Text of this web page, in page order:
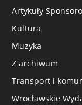
Artykuły
Kultura
Muzyka
Z archiwum
Transport i
Wrocławskie